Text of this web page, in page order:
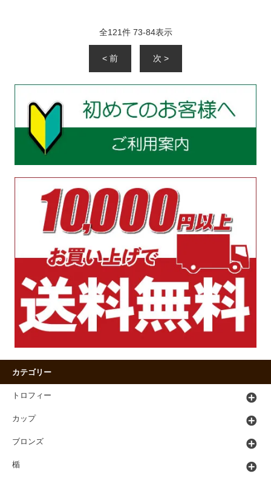
全121件 73-84表示
< 前 次 >
カテゴリー
トロフィー
カップ
ブロンズ
楯